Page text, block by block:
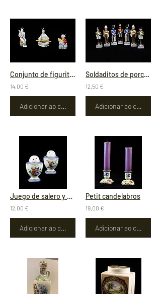
Conjunto de figuritas chinas
14,00 €
Adicionar ao carrinho
Soldaditos de porcelana officier del'empiere
12,50 €
Adicionar ao carrinho
Juego de salero y pìmentero
12,00 €
Adicionar ao carrinho
Petit candelabros
19,00 €
Adicionar ao carrinho